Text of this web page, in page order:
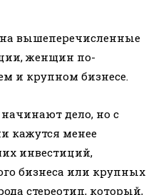
вышеперечисленные
женщин по-
и крупном бизнесе.
дело, но с
кажутся менее
инвестиций,
бизнеса или крупных
стереотип, который,